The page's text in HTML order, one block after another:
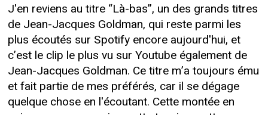
J'en reviens au titre “Là-bas”, un des grands titres
de Jean-Jacques Goldman, qui reste parmi les
plus écoutés sur Spotify encore aujourd'hui, et
c’est le clip le plus vu sur Youtube également de
Jean-Jacques Goldman. Ce titre m’a toujours ému
et fait partie de mes préférés, car il se dégage
quelque chose en l'écoutant. Cette montée en